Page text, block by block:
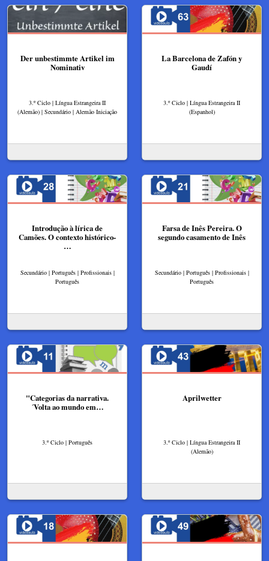
Der unbestimmte Artikel im
Nominativ
3.º Ciclo | Língua Estrangeira II
(Alemão) | Secundário | Alemão Iniciação
La Barcelona de Zafón y
Gaudí
3.º Ciclo | Língua Estrangeira II
(Espanhol)
Introdução à lírica de
Camões. O contexto histórico-
…
Secundário | Português | Profissionais |
Português
Farsa de Inês Pereira. O
segundo casamento de Inês
Secundário | Português | Profissionais |
Português
"Categorias da narrativa.
´Volta ao mundo em…
3.º Ciclo | Português
Aprilwetter
3.º Ciclo | Língua Estrangeira II
(Alemão)